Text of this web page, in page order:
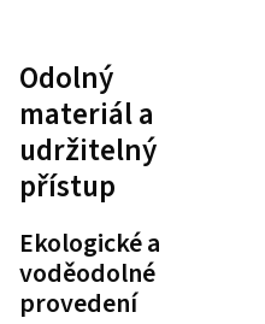
Odolný
materiál a
udržitelný
přístup
Ekologické a
voděodolné
provedení